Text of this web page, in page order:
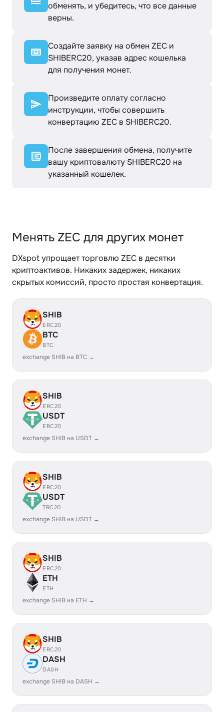
обменять, и убедитесь, что все данные
верны.
Создайте заявку на обмен ZEC и
SHIBERC20, указав адрес кошелька
для получения монет.
Произведите оплату согласно
инструкции, чтобы совершить
конвертацию ZEC в SHIBERC20.
После завершения обмена, получите
вашу криптовалюту SHIBERC20 на
указанный кошелек.
Менять ZEC для других монет
DXspot упрощает торговлю ZEC в десятки
криптоактивов. Никаких задержек, никаких
скрытых комиссий, просто простая конвертация.
SHIB
ERC20
BTC
BTC
exchange SHIB на BTC →
SHIB
ERC20
USDT
ERC20
exchange SHIB на USDT →
SHIB
ERC20
USDT
TRC20
exchange SHIB на USDT →
SHIB
ERC20
ETH
ETH
exchange SHIB на ETH →
SHIB
ERC20
DASH
DASH
exchange SHIB на DASH →